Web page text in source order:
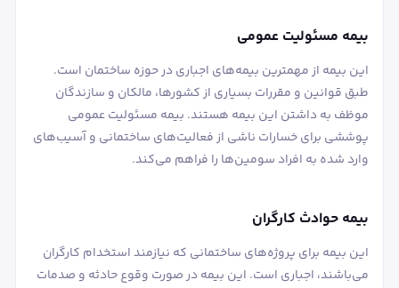
بیمه مسئولیت عمومی
این بیمه از مهمترین بیمه‌های اجباری در حوزه ساختمان است.
طبق قوانین و مقررات بسیاری از کشورها، مالکان و سازندگان
موظف به داشتن این بیمه هستند. بیمه مسئولیت عمومی
پوششی برای خسارات ناشی از فعالیت‌های ساختمانی و آسیب‌های
وارد شده به افراد سومین‌ها را فراهم می‌کند.
بیمه حوادث کارگران
این بیمه برای پروژه‌های ساختمانی که نیازمند استخدام کارگران
می‌باشند، اجباری است. این بیمه در صورت وقوع حادثه و صدمات